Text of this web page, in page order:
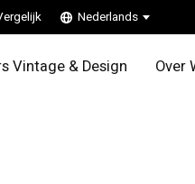
Nederlands
Vintage & Design Over